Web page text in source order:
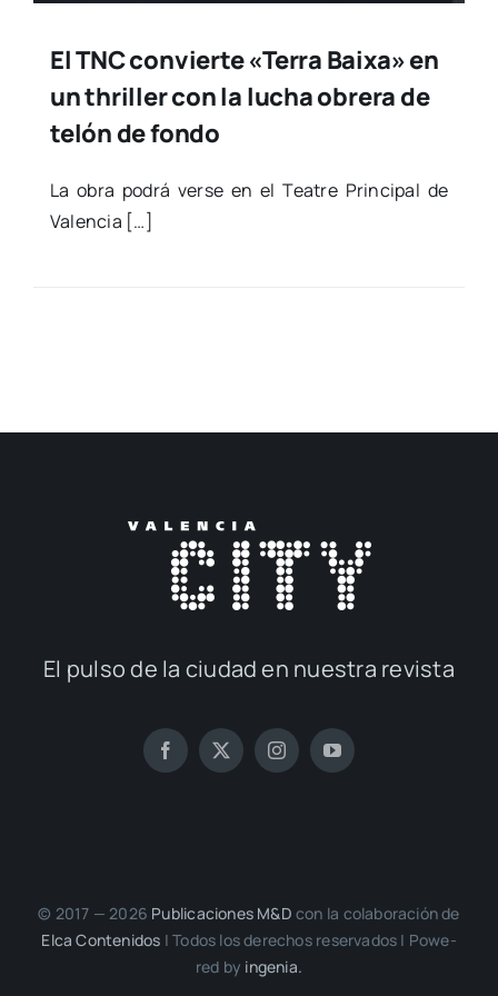
El TNC convierte «Terra Baixa» en
un thriller con la lucha obrera de
telón de fondo
La obra podrá ver­se en el Tea­tre Prin­ci­pal de
Valen­cia […]
El pul­so de la ciu­dad en nues­tra revis­ta
© 2017 — 2026 Publi­ca­cio­nes M&D con la cola­bo­ra­ción de
Elca Con­te­ni­dos | Todos los dere­chos reser­va­dos | Powe­
red by inge­nia.